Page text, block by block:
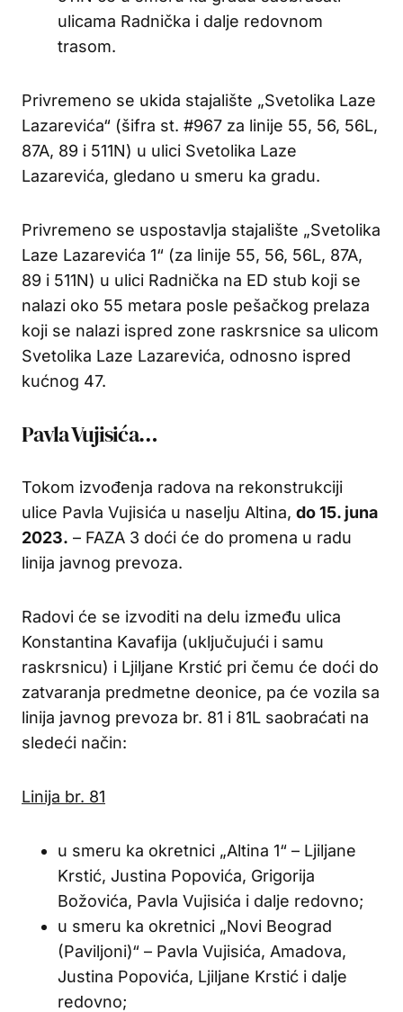
ulicama Radnička i dalje redovnom
trasom.
Privremeno se ukida stajalište „Svetolika Laze
Lazarevića“ (šifra st. #967 za linije 55, 56, 56L,
87A, 89 i 511N) u ulici Svetolika Laze
Lazarevića, gledano u smeru ka gradu.
Privremeno se uspostavlja stajalište „Svetolika
Laze Lazarevića 1“ (za linije 55, 56, 56L, 87A,
89 i 511N) u ulici Radnička na ED stub koji se
nalazi oko 55 metara posle pešačkog prelaza
koji se nalazi ispred zone raskrsnice sa ulicom
Svetolika Laze Lazarevića, odnosno ispred
kućnog 47.
Pavla Vujisića…
Tokom izvođenja radova na rekonstrukciji
ulice Pavla Vujisića u naselju Altina, do 15. juna
2023. – FAZA 3 doći će do promena u radu
linija javnog prevoza.
Radovi će se izvoditi na delu između ulica
Konstantina Kavafija (uključujući i samu
raskrsnicu) i Ljiljane Krstić pri čemu će doći do
zatvaranja predmetne deonice, pa će vozila sa
linija javnog prevoza br. 81 i 81L saobraćati na
sledeći način:
Linija br. 81
u smeru ka okretnici „Altina 1“ – Ljiljane
Krstić, Justina Popovića, Grigorija
Božovića, Pavla Vujisića i dalje redovno;
u smeru ka okretnici „Novi Beograd
(Paviljoni)“ – Pavla Vujisića, Amadova,
Justina Popovića, Ljiljane Krstić i dalje
redovno;